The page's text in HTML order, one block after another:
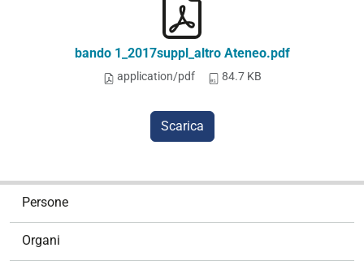
bando 1_2017suppl_altro Ateneo.pdf
application/pdf 84.7 KB
Scarica
Persone
Organi